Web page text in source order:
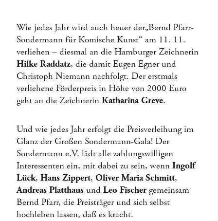
Wie jedes Jahr wird auch heuer der„Bernd Pfarr-
Sondermann für Komische Kunst“ am 11. 11.
verliehen – diesmal an die Hamburger Zeichnerin
Hilke Raddatz, die damit Eugen Egner und
Christoph Niemann nachfolgt. Der erstmals
verliehene Förderpreis in Höhe von 2000 Euro
geht an die ZeichnerinKatharina Greve.
Und wie jedes Jahr erfolgt die Preisverleihung im
Glanz der Großen Sondermann-Gala! Der
Sondermann e.V. lädt alle zahlungswilligen
Interessenten ein, mit dabei zu sein, wennIngolf
Lück,Hans Zippert,Oliver Maria Schmitt,
Andreas Platthaus undLeo Fischer gemeinsam
Bernd Pfarr, die Preisträger und sich selbst
hochleben lassen, daß es kracht.